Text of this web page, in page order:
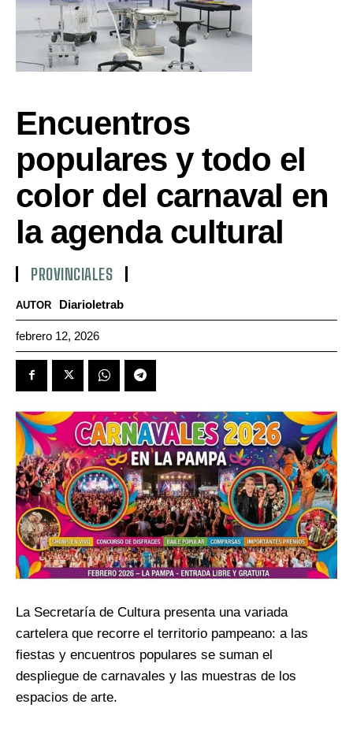
Encuentros
populares y todo el
color del carnaval en
la agenda cultural
PROVINCIALES
AUTOR Diarioletrab
febrero 12, 2026
La Secretaría de Cultura presenta una variada
cartelera que recorre el territorio pampeano: a las
fiestas y encuentros populares se suman el
despliegue de carnavales y las muestras de los
espacios de arte.